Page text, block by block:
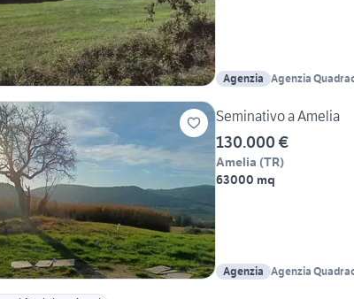
Agenzia Agenzia
Seminativo a Amelia
130.000 €
Amelia (TR)
63000 mq
Agenzia Agenzia